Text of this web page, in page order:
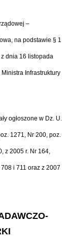
–
na podstawie § 1
dnia 16 listopada
Infrastruktury
ogłoszone w Dz. U.
1271, Nr 200, poz.
z 2005 r. Nr 164,
i 711 oraz z 2007